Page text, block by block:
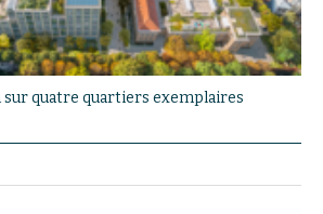
sur quatre quartiers exemplaires